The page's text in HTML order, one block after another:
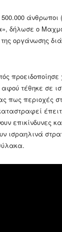
500.000
δήλωσε ο
οργάνωσης
τέθηκε σε
πως περιοχές
επικίνδυνες
ισραηλινά